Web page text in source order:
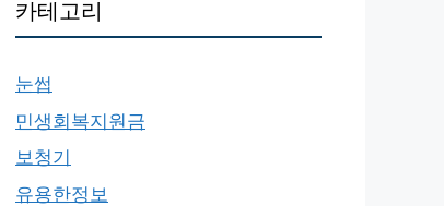
카테고리
눈썹
민생회복지원금
보청기
유용한정보